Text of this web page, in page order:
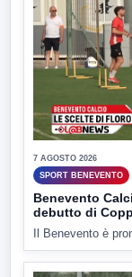
7 AGOSTO 2026
SPORT BENEVENTO
Benevento
debutto di
Il Benevento è